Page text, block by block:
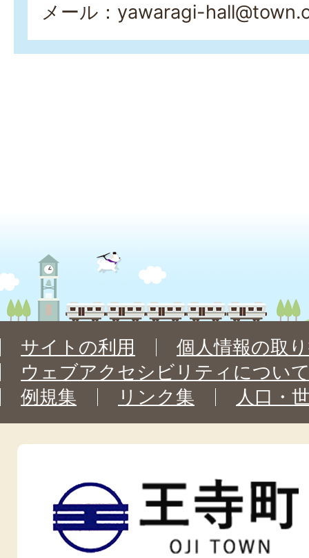
メール：yawaragi-
サイトの利用
個人情報の取
ウェブアクセシビリティについ
例規集
リンク集 人口・
王
寺
町